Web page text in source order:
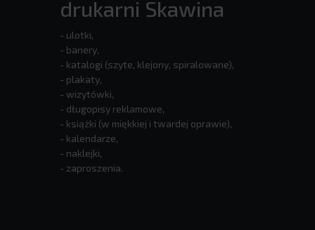
drukarni Skawina
- ulotki,
- banery,
- katalogi (szyte, klejony, spiralowane),
- plakaty,
- wizytówki,
- długopisy reklamowe,
- książki (w miękkiej i twardej oprawie),
- kalendarze,
- naklejki,
- zaproszenia.